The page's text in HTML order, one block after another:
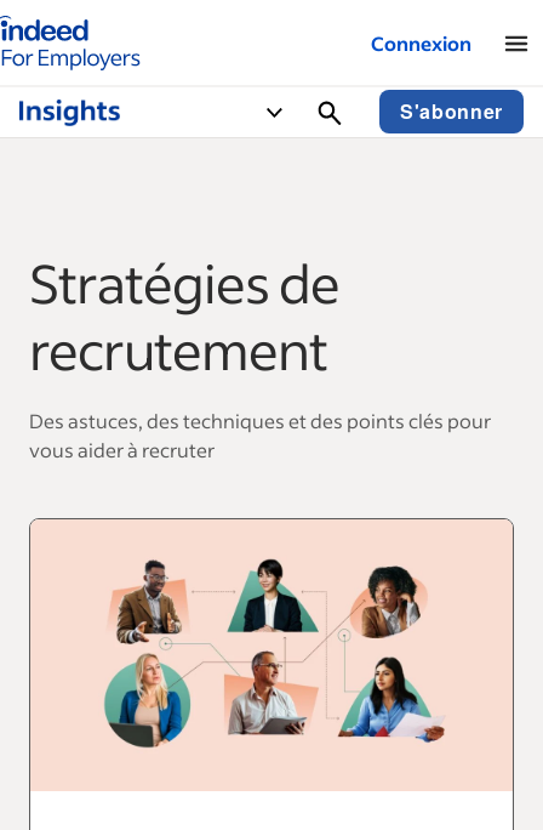
Indeed - Entreprises
Connexion
S'abonner
Stratégies de
recrutement
Des astuces, des techniques et des points clés pour
vous aider à recruter